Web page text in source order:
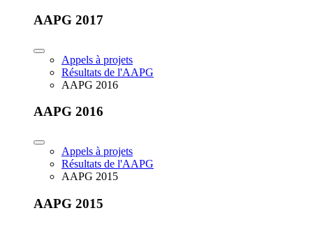
AAPG 2017
Appels à projets
Résultats de l'AAPG
AAPG 2016
AAPG 2016
Appels à projets
Résultats de l'AAPG
AAPG 2015
AAPG 2015